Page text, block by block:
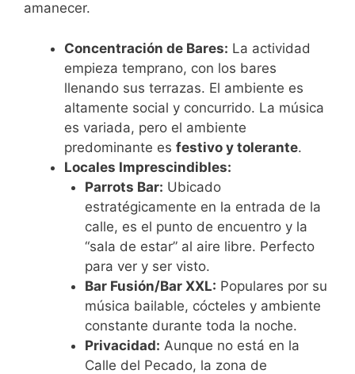
amanecer.
Concentración de Bares: La actividad
empieza temprano, con los bares
llenando sus terrazas. El ambiente es
altamente social y concurrido. La música
es variada, pero el ambiente
predominante es festivo y tolerante.
Locales Imprescindibles:
Parrots Bar: Ubicado
estratégicamente en la entrada de la
calle, es el punto de encuentro y la
“sala de estar” al aire libre. Perfecto
para ver y ser visto.
Bar Fusión/Bar XXL: Populares por su
música bailable, cócteles y ambiente
constante durante toda la noche.
Privacidad: Aunque no está en la
Calle del Pecado, la zona de